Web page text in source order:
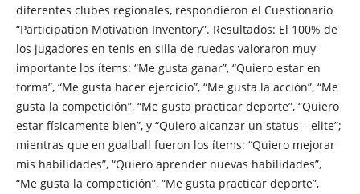
diferentes clubes regionales, respondieron el Cuestionario
“Participation Motivation Inventory”. Resultados: El 100% de
los jugadores en tenis en silla de ruedas valoraron muy
importante los ítems: “Me gusta ganar”, “Quiero estar en
forma”, “Me gusta hacer ejercicio”, “Me gusta la acción”, “Me
gusta la competición”, “Me gusta practicar deporte”, “Quiero
estar físicamente bien”, y “Quiero alcanzar un status – elite”;
mientras que en goalball fueron los ítems: “Quiero mejorar
mis habilidades”, “Quiero aprender nuevas habilidades”,
“Me gusta la competición”, “Me gusta practicar deporte”,